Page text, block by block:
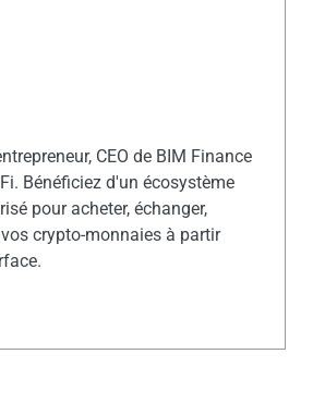
CEO de BIM Finance
Bénéficiez d'un écosystème
pour acheter, échanger,
crypto-monnaies à partir